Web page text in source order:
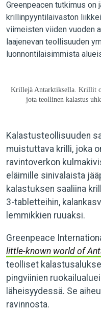
Greenpeacen tutkimus on
krillinpyyntilaivaston
viimeisten viiden vuoden
laajenevan teollisuuden
luonnontilaisimmista
Krillejä Antarktiksella. Krillit
jota teollinen kalastus
Kalastusteollisuuden
muistuttava krilli, joka
ravintoverkon
eläimille sinivalaista
kalastuksen saaliina
3-tabletteihin,
lemmikkien ruuaksi.
Greenpeace
little-known world of
teolliset
pingviinien
läheisyydessä. Se
ravinnosta.